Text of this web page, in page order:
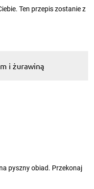
Ten przepis zostanie z
i żurawiną
pyszny obiad. Przekonaj